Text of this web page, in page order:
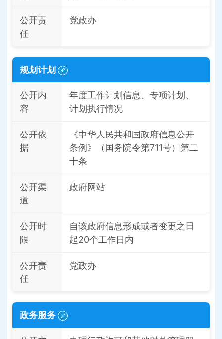
公开责
任
党政办
规划计划
公开内
容
年度工作计划信息、专项计划、
计划执行情况
公开依
据
《中华人民共和国政府信息公开
条例》（国务院令第711号）第二
十条
公开渠
道
政府网站
公开时
限
自该政府信息形成或者变更之日
起20个工作日内
公开责
任
党政办
政务服务